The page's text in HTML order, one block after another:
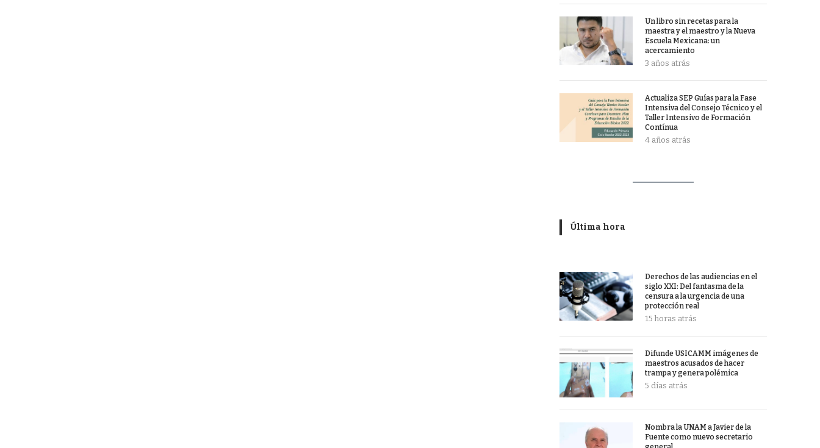
Un libro sin recetas para la
maestra y el maestro y la Nueva
Escuela Mexicana: un
acercamiento
3 años atrás
Actualiza SEP Guías para la Fase
Intensiva del Consejo Técnico y el
Taller Intensivo de Formación
Contínua
4 años atrás
Última hora
Derechos de las audiencias en el
siglo XXI: Del fantasma de la
censura a la urgencia de una
protección real
15 horas atrás
Difunde USICAMM imágenes de
maestros acusados de hacer
trampa y genera polémica
5 días atrás
Nombra la UNAM a Javier de la
Fuente como nuevo secretario